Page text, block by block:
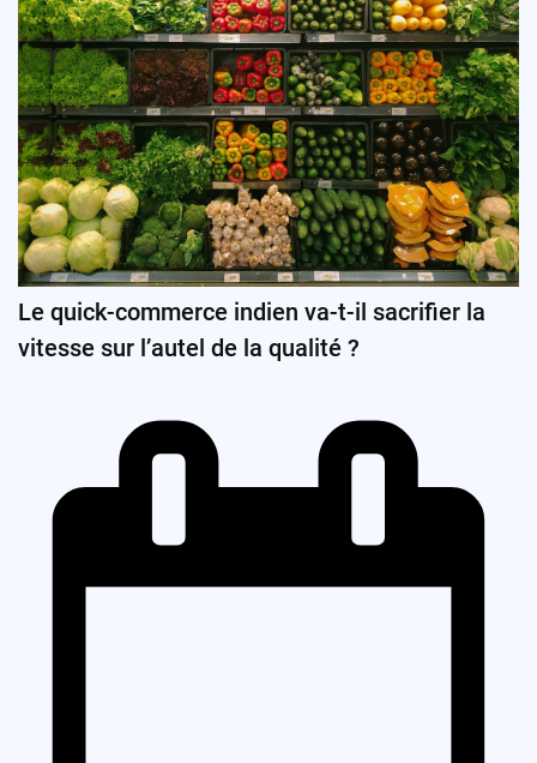
Le quick-commerce indien va-t-il sacrifier la
vitesse sur l’autel de la qualité ?